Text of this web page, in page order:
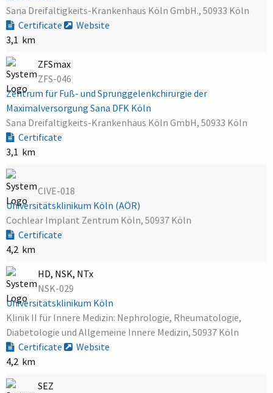
Sana Dreifaltigkeits-Krankenhaus Köln GmbH., 50933 Köln
Certificate
Website
3,1 km
ZFSmax
ZFS-046
Zentrum für Fuß- und Sprunggelenkchirurgie der
Maximalversorgung Sana DFK Köln
Sana Dreifaltigkeits-Krankenhaus Köln GmbH, 50933 Köln
Certificate
3,1 km
CIVE-018
Universitätsklinikum Köln (AÖR)
Cochlear Implant Zentrum Köln, 50937 Köln
Certificate
4,2 km
HD, NSK, NTx
NSK-029
Universitätsklinikum Köln
Klinik II für Innere Medizin: Nephrologie, Rheumatologie,
Diabetologie und Allgemeine Innere Medizin, 50937 Köln
Certificate
Website
4,2 km
SEZ